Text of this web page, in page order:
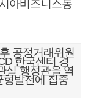
아비즈니스동
공정거래위원
한국센터 경
실 행정관을 역
형발전에 집중